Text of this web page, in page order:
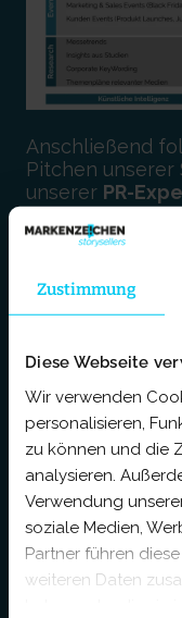
Zustimmung
Diese Webseite
Wir verwenden
personalisieren,
zu können und die
analysieren.
Verwendung
soziale Medien,
Partner führen
weiteren Daten
Anschließend
Pitchen unserer
unserer PR-
Special
TV / Radio